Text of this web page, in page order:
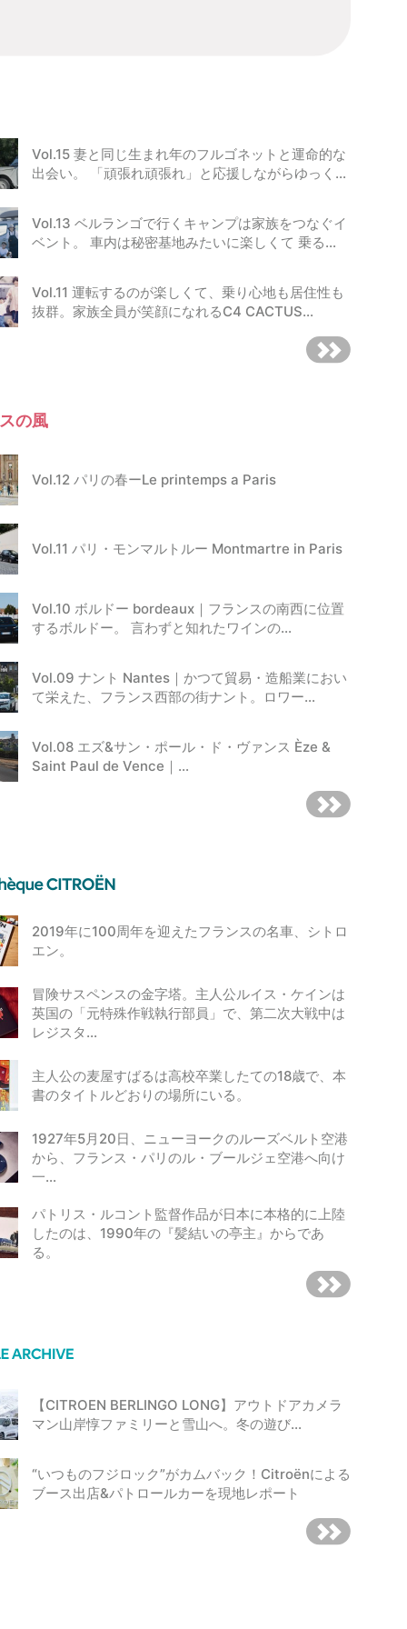
Vol.15 妻と同じ生まれ年のフルゴネットと運命的な
出会い。 「頑張れ頑張れ」と応援しながらゆっく…
Vol.13 ベルランゴで行くキャンプは家族をつなぐイ
ベント。 車内は秘密基地みたいに楽しくて 乗る…
Vol.11 運転するのが楽しくて、乗り心地も居住性も
抜群。家族全員が笑顔になれるC4 CACTUS…
の風
Vol.12 パリの春ーLe printemps a Paris
Vol.11 パリ・モンマルトルー Montmartre in Paris
Vol.10 ボルドー bordeaux｜フランスの南西に位置
するボルドー。 言わずと知れたワインの…
Vol.09 ナント Nantes｜かつて貿易・造船業におい
て栄えた、フランス西部の街ナント。ロワー…
Vol.08 エズ&サン・ポール・ド・ヴァンス Èze &
Saint Paul de Vence｜…
2019年に100周年を迎えたフランスの名車、シトロ
エン。
冒険サスペンスの金字塔。主人公ルイス・ケインは
英国の「元特殊作戦執行部員」で、第二次大戦中は
レジスタ…
主人公の麦屋すばるは高校卒業したての18歳で、本
書のタイトルどおりの場所にいる。
1927年5月20日、ニューヨークのルーズベルト空港
から、フランス・パリのル・ブールジェ空港へ向け
一…
パトリス・ルコント監督作品が日本に本格的に上陸
したのは、1990年の『髪結いの亭主』からであ
る。
【CITROEN BERLINGO LONG】アウトドアカメラ
マン山岸惇ファミリーと雪山へ。冬の遊び…
“いつものフジロック”がカムバック！Citroënによる
ブース出店&パトロールカーを現地レポート